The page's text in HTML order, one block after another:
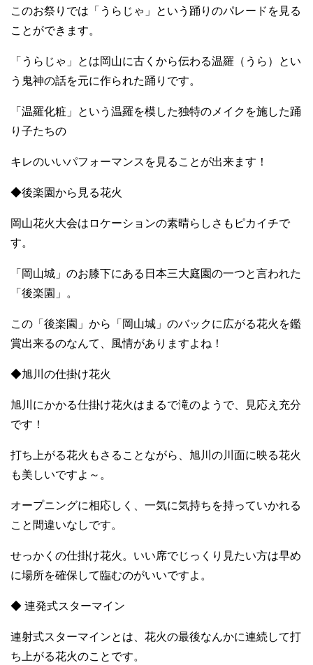
このお祭りでは「うらじゃ」という踊りのパレードを見る
ことができます。
「うらじゃ」とは岡山に古くから伝わる温羅（うら）とい
う鬼神の話を元に作られた踊りです。
「温羅化粧」という温羅を模した独特のメイクを施した踊
り子たちの
キレのいいパフォーマンスを見ることが出来ます！
◆後楽園から見る花火
岡山花火大会はロケーションの素晴らしさもピカイチで
す。
「岡山城」のお膝下にある日本三大庭園の一つと言われた
「後楽園」。
この「後楽園」から「岡山城」のバックに広がる花火を鑑
賞出来るのなんて、風情がありますよね！
◆旭川の仕掛け花火
旭川にかかる仕掛け花火はまるで滝のようで、見応え充分
です！
打ち上がる花火もさることながら、旭川の川面に映る花火
も美しいですよ～。
オープニングに相応しく、一気に気持ちを持っていかれる
こと間違いなしです。
せっかくの仕掛け花火。いい席でじっくり見たい方は早め
に場所を確保して臨むのがいいですよ。
◆ 連発式スターマイン
連射式スターマインとは、花火の最後なんかに連続して打
ち上がる花火のことです。